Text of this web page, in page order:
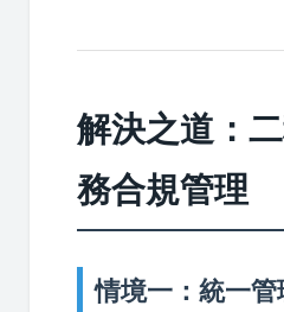
解決之道：
務合規管理
情境一：統一